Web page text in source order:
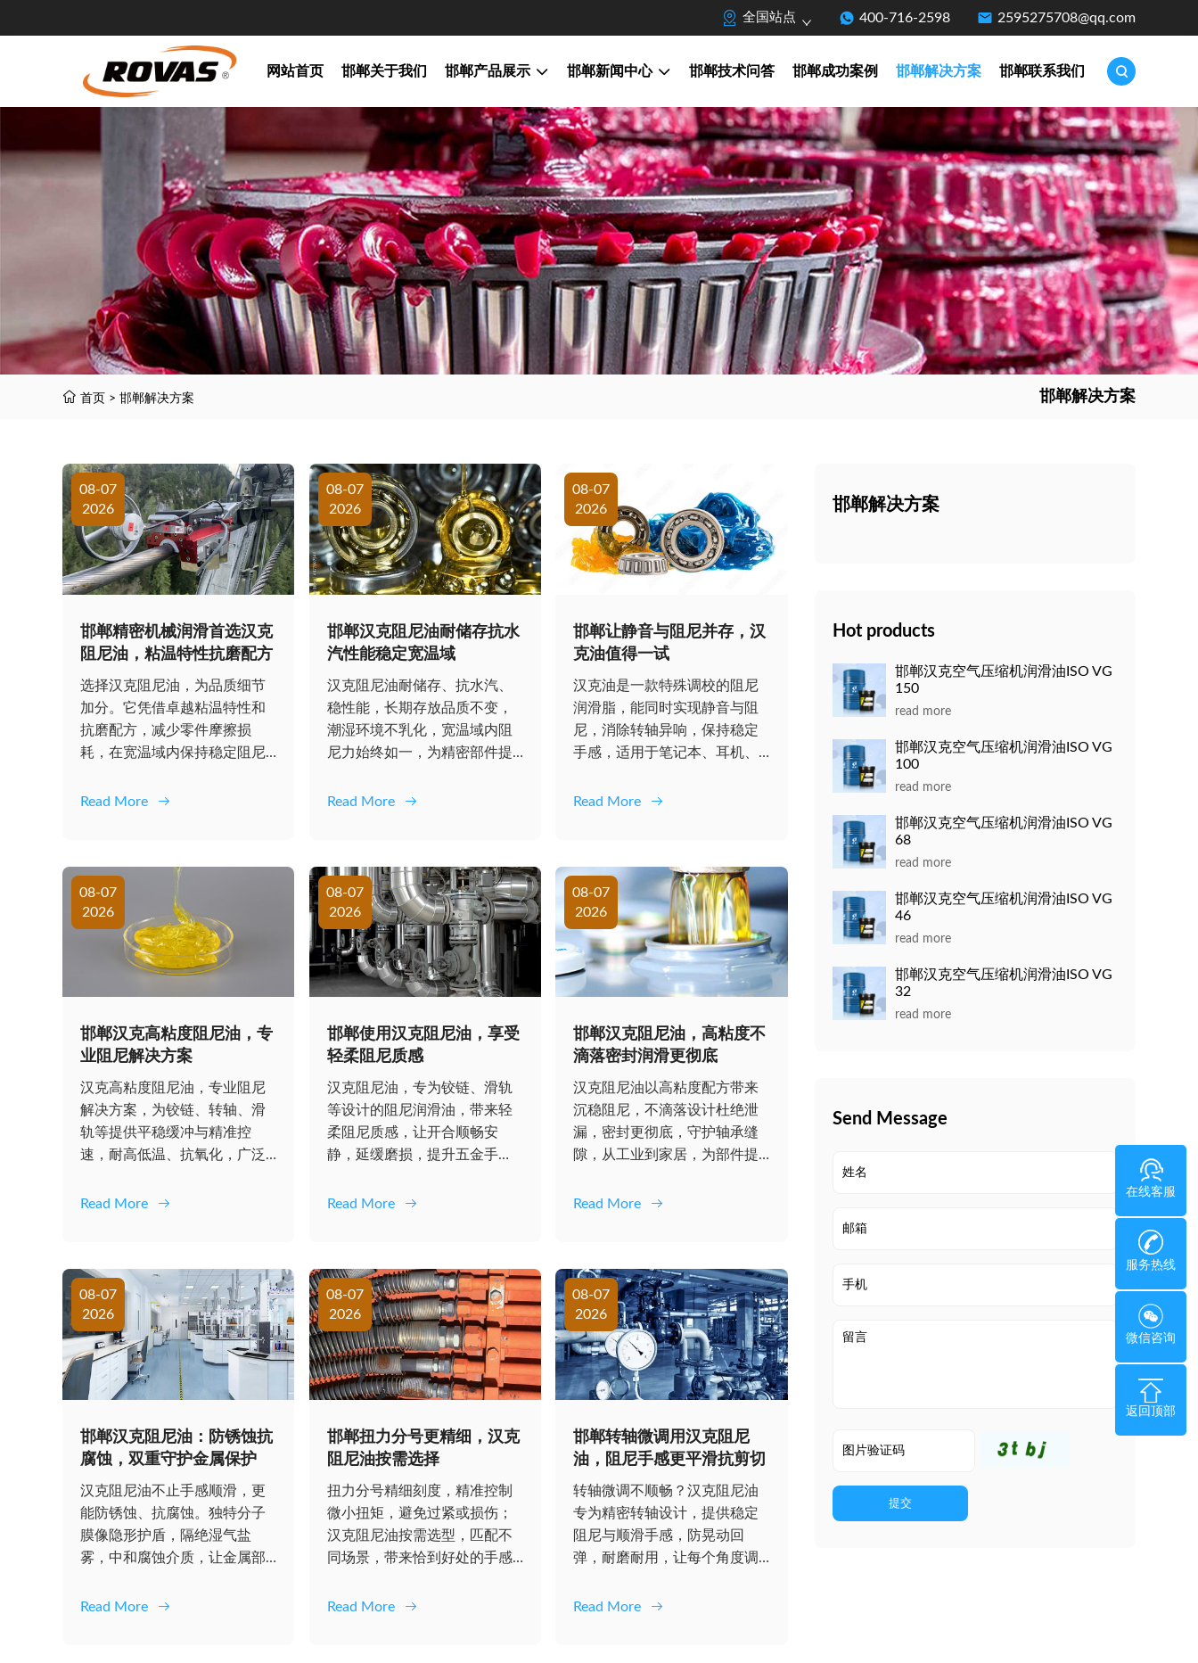
全国站点 400-716-2598 2595275708@qq.com
网站首页 邯郸关于我们 邯郸产品展示 邯郸新闻中心 邯郸技术问答 邯郸成功案例 邯郸解决方案 邯郸联系我们
首页 > 邯郸解决方案 邯郸解决方案
08-07
2026
邯郸精密机械润滑首选汉克
阻尼油，粘温特性抗磨配方
选择汉克阻尼油，为品质细节
加分。它凭借卓越粘温特性和
抗磨配方，减少零件摩擦损
耗，在宽温域内保持稳定阻尼
Read More
08-07
2026
邯郸汉克阻尼油耐储存抗水
汽性能稳定宽温域
汉克阻尼油耐储存、抗水汽、
稳性能，长期存放品质不变，
潮湿环境不乳化，宽温域内阻
尼力始终如一，为精密部件提
Read More
08-07
2026
邯郸让静音与阻尼并存，汉
克油值得一试
汉克油是一款特殊调校的阻尼
润滑脂，能同时实现静音与阻
尼，消除转轴异响，保持稳定
手感，适用于笔记本、耳机、
Read More
08-07
2026
邯郸汉克高粘度阻尼油，专
业阻尼解决方案
汉克高粘度阻尼油，专业阻尼
解决方案，为铰链、转轴、滑
轨等提供平稳缓冲与精准控
速，耐高低温、抗氧化，广泛
Read More
08-07
2026
邯郸使用汉克阻尼油，享受
轻柔阻尼质感
汉克阻尼油，专为铰链、滑轨
等设计的阻尼润滑油，带来轻
柔阻尼质感，让开合顺畅安
静，延缓磨损，提升五金手
Read More
08-07
2026
邯郸汉克阻尼油，高粘度不
滴落密封润滑更彻底
汉克阻尼油以高粘度配方带来
沉稳阻尼，不滴落设计杜绝泄
漏，密封更彻底，守护轴承缝
隙，从工业到家居，为部件提
Read More
08-07
2026
邯郸汉克阻尼油：防锈蚀抗
腐蚀，双重守护金属保护
汉克阻尼油不止手感顺滑，更
能防锈蚀、抗腐蚀。独特分子
膜像隐形护盾，隔绝湿气盐
雾，中和腐蚀介质，让金属部
Read More
08-07
2026
邯郸扭力分号更精细，汉克
阻尼油按需选择
扭力分号精细刻度，精准控制
微小扭矩，避免过紧或损伤；
汉克阻尼油按需选型，匹配不
同场景，带来恰到好处的手感
Read More
08-07
2026
邯郸转轴微调用汉克阻尼
油，阻尼手感更平滑抗剪切
转轴微调不顺畅？汉克阻尼油
专为精密转轴设计，提供稳定
阻尼与顺滑手感，防晃动回
弹，耐磨耐用，让每个角度调
Read More
邯郸解决方案
Hot products
邯郸汉克空气压缩机润滑油ISO VG
150
read more
邯郸汉克空气压缩机润滑油ISO VG
100
read more
邯郸汉克空气压缩机润滑油ISO VG
68
read more
邯郸汉克空气压缩机润滑油ISO VG
46
read more
邯郸汉克空气压缩机润滑油ISO VG
32
read more
Send Message
提交
在线客服
服务热线
微信咨询
返回顶部